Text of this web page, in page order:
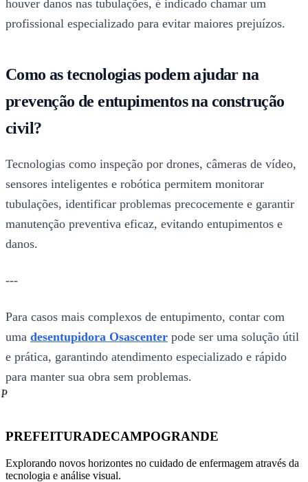
houver danos nas tubulações, é indicado chamar um
profissional especializado para evitar maiores prejuízos.
Como as tecnologias podem ajudar na
prevenção de entupimentos na construção
civil?
Tecnologias como inspeção por drones, câmeras de vídeo,
sensores inteligentes e robótica permitem monitorar
tubulações, identificar problemas precocemente e garantir
manutenção preventiva eficaz, evitando entupimentos e
danos.
---
Para casos mais complexos de entupimento, contar com
uma desentupidora Osascenter pode ser uma solução útil
e prática, garantindo atendimento especializado e rápido
para manter sua obra sem problemas.
PREFEITURADECAMPOGRANDE
Explorando novos horizontes no cuidado de enfermagem através da
tecnologia e análise visual.